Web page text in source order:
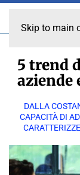
Skip to main
5 trend
aziende
DALLA
CAPACITÀ DI